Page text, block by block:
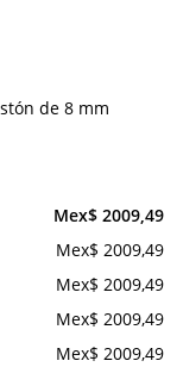
de 8 mm
Mex$ 2009,49
Mex$ 2009,49
Mex$ 2009,49
Mex$ 2009,49
Mex$ 2009,49